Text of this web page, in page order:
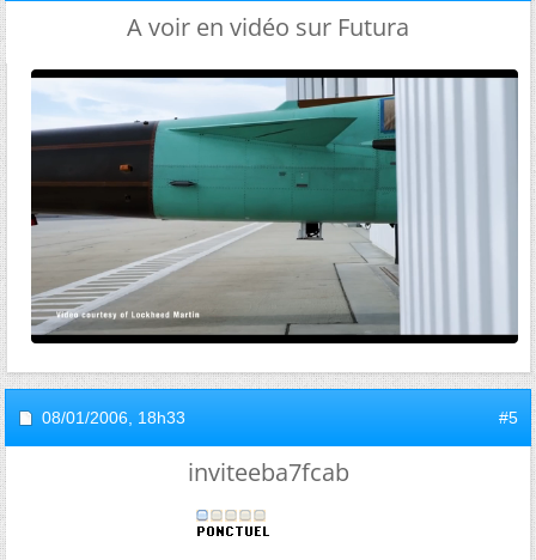
A voir en vidéo sur Futura
08/01/2006, 18h33 #5
inviteeba7fcab